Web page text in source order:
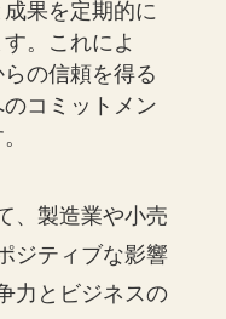
果を定期的に
。これによ
の信頼を得る
コミットメン
、製造業や小売
ジティブな影響
力とビジネスの